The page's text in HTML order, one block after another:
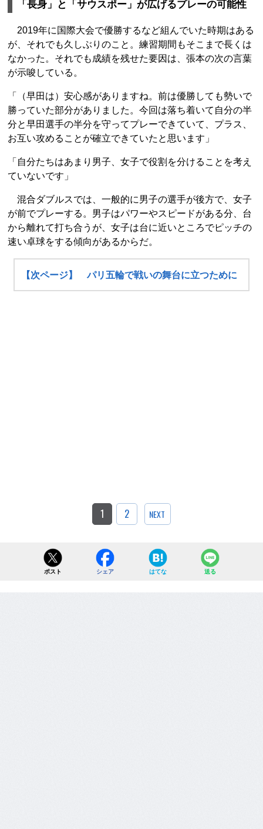
「長身」と「サウスポー」が広げるプレーの可能性
2019年に国際大会で優勝するなど組んでいた時期はある
が、それでも久しぶりのこと。練習期間もそこまで長くは
なかった。それでも成績を残せた要因は、張本の次の言葉
が示唆している。
「（早田は）安心感がありますね。前は優勝しても勢いで
勝っていた部分がありました。今回は落ち着いて自分の半
分と早田選手の半分を守ってプレーできていて、プラス、
お互い攻めることが確立できていたと思います」
「自分たちはあまり男子、女子で役割を分けることを考え
ていないです」
混合ダブルスでは、一般的に男子の選手が後方で、女子
が前でプレーする。男子はパワーやスピードがある分、台
から離れて打ち合うが、女子は台に近いところでピッチの
速い卓球をする傾向があるからだ。
【次ページ】 パリ五輪で戦いの舞台に立つために
1 2 NEXT
ポスト シェア はてな 送る